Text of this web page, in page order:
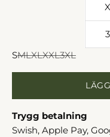
SMLXLXXL3XL
Trygg betalning
Swish, Apple Pay,